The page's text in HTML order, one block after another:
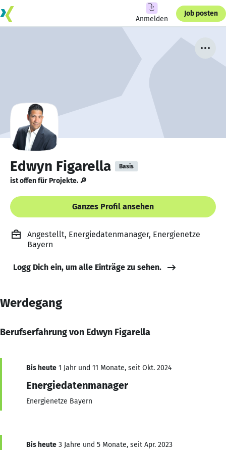
Anmelden
Job posten
Edwyn Figarella Basis
ist offen für Projekte. 🔎
Ganzes Profil ansehen
Angestellt, Energiedatenmanager, Energienetze
Bayern
Logg Dich ein, um alle Einträge zu sehen.
Werdegang
Berufserfahrung von Edwyn Figarella
Bis heute 1 Jahr und 11 Monate, seit Okt. 2024
Energiedatenmanager
Energienetze Bayern
Bis heute 3 Jahre und 5 Monate, seit Apr. 2023